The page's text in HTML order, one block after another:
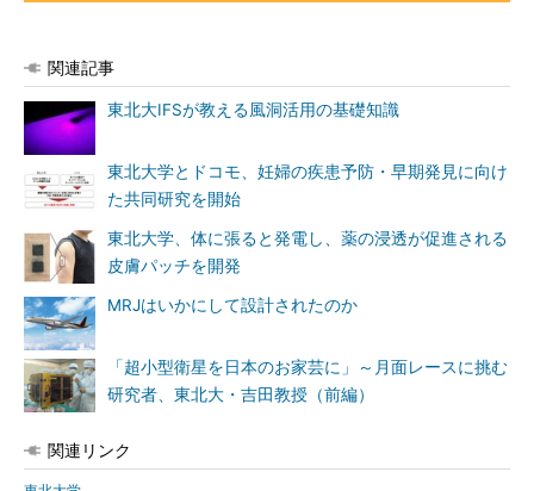
関連記事
東北大IFSが教える風洞活用の基礎知識
東北大学とドコモ、妊婦の疾患予防・早期発見に向け
た共同研究を開始
東北大学、体に張ると発電し、薬の浸透が促進される
皮膚パッチを開発
MRJはいかにして設計されたのか
「超小型衛星を日本のお家芸に」～月面レースに挑む
研究者、東北大・吉田教授（前編）
関連リンク